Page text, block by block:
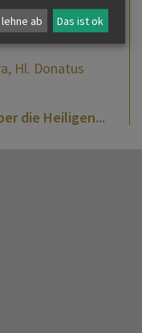
Hl. Donatus
die Heiligen
ab Das ist ok